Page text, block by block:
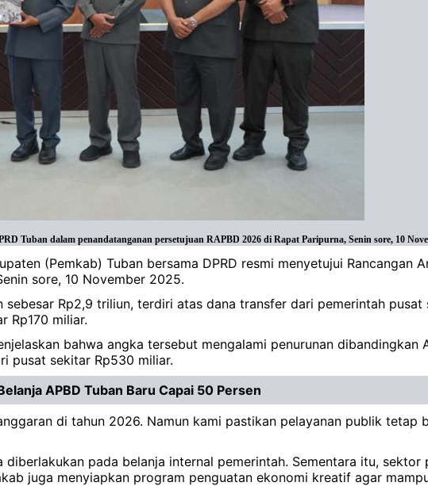
Tuban dalam penandatanganan persetujuan RAPBD 2026 di Rapat Paripurna, Senin sore, 10
(Pemkab) Tuban bersama DPRD resmi menyetujui Rancangan
sore, 10 November 2025.
Rp2,9 triliun, terdiri atas dana transfer dari pemerintah
Rp170 miliar.
bahwa angka tersebut mengalami penurunan dibandingkan
pusat sekitar Rp530 miliar.
APBD Tuban Baru Capai 50 Persen
di tahun 2026. Namun kami pastikan pelayanan publik
diberlakukan pada belanja internal pemerintah. Sementara itu,
juga menyiapkan program penguatan ekonomi kreatif agar